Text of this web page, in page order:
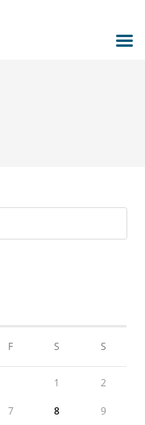
F S S
1 2
7 8 9